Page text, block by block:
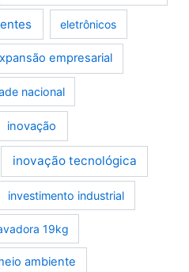
eletrônicos
empresarial
nacional
inovação
inovação tecnológica
investimento industrial
19kg
ambiente